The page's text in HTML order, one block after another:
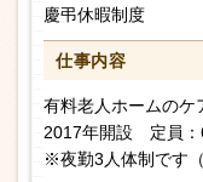
慶弔休暇制度
仕事内容
有料老人ホームのケ
2017年開設 定員：
※夜勤3人体制です